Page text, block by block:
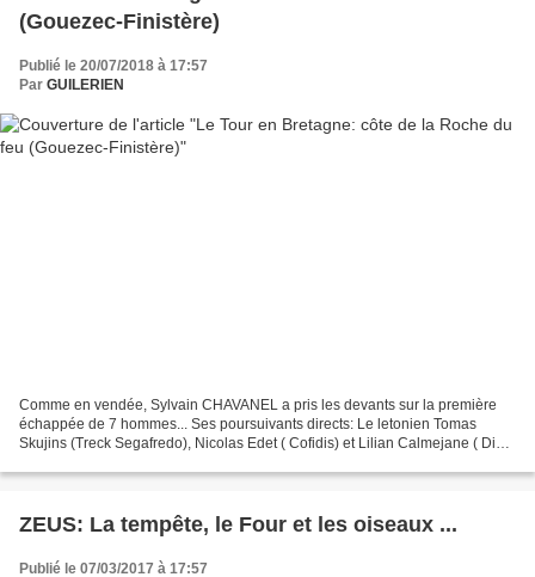
(Gouezec-Finistère)
Publié le 20/07/2018 à 17:57
Par GUILERIEN
Comme en vendée, Sylvain CHAVANEL a pris les devants sur la première
échappée de 7 hommes... Ses poursuivants directs: Le letonien Tomas
Skujins (Treck Segafredo), Nicolas Edet ( Cofidis) et Lilian Calmejane ( Diect
ZEUS: La tempête, le Four et les oiseaux ...
Publié le 07/03/2017 à 17:57